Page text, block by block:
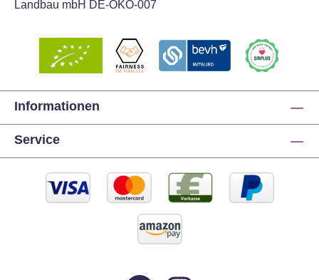
Landbau mbH DE-ÖKO-007
Informationen
Service